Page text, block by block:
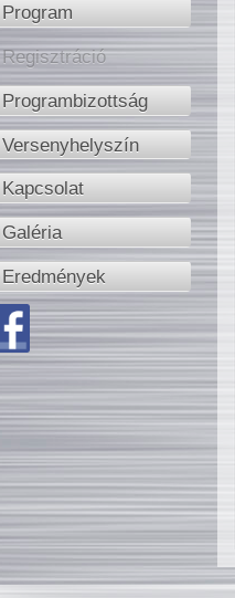
Program
Regisztráció
Programbizottság
Versenyhelyszín
Kapcsolat
Galéria
Eredmények